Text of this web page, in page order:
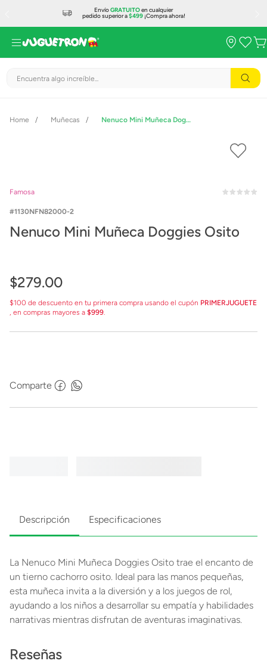
EnvíoGRATUITOen cualquier
pedido superior a$499¡Compra ahora!
Encuentra algo increíble...
Muñecas Nenuco Mini Muñeca Doggies Osito
Famosa
1130NFN82000-2
Nenuco Mini Muñeca Doggies Osito
$279.00
$100 de descuento en tu primera compra usando el cupón PRIMERJUGUETE
, en compras mayores a $999.
Comparte
Descripción Especificaciones
La Nenuco Mini Muñeca Doggies Osito trae el encanto de
un tierno cachorro osito. Ideal para las manos pequeñas,
esta muñeca invita a la diversión y a los juegos de rol,
ayudando a los niños a desarrollar su empatía y habilidades
narrativas mientras disfrutan de aventuras imaginativas.
Reseñas